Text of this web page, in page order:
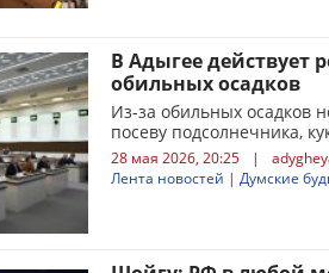
В Адыгее действует
обильных осадков
Из-за обильных осадков
посеву подсолнечника,
28 мая 2026, 20:25 |
Лента новостей | Думские